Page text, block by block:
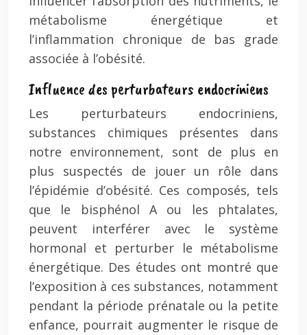
métabolisme énergétique et
l’inflammation chronique de bas grade
associée à l’obésité.
Influence des perturbateurs endocriniens
Les perturbateurs endocriniens,
substances chimiques présentes dans
notre environnement, sont de plus en
plus suspectés de jouer un rôle dans
l’épidémie d’obésité. Ces composés, tels
que le bisphénol A ou les phtalates,
peuvent interférer avec le système
hormonal et perturber le métabolisme
énergétique. Des études ont montré que
l’exposition à ces substances, notamment
pendant la période prénatale ou la petite
enfance, pourrait augmenter le risque de